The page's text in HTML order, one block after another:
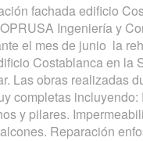
fachada edificio
Ingeniería y
el mes de junio la
Costablanca en la
Las obras realizadas
completas
y pilares.
Reparación